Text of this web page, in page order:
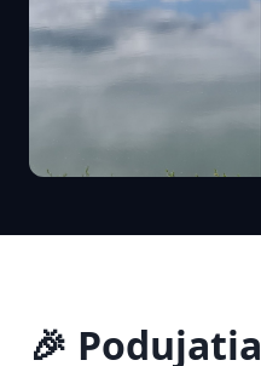
🎉 Podujatia